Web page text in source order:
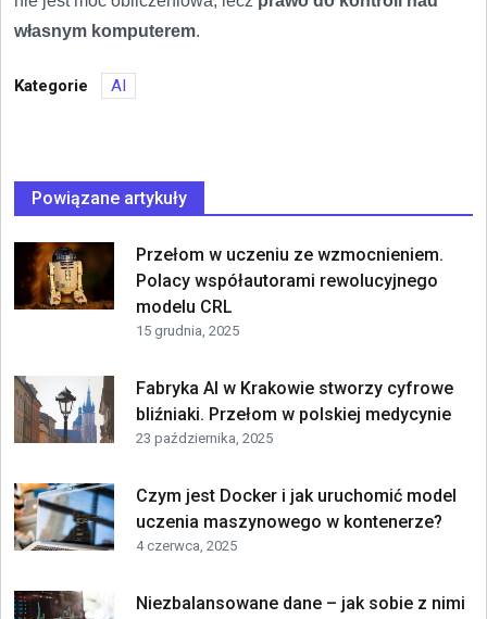
własnym komputerem.
Kategorie AI
Powiązane artykuły
Przełom w uczeniu ze wzmocnieniem.
Polacy współautorami rewolucyjnego
modelu CRL
15 grudnia, 2025
Fabryka AI w Krakowie stworzy cyfrowe
bliźniaki. Przełom w polskiej medycynie
23 października, 2025
Czym jest Docker i jak uruchomić model
uczenia maszynowego w kontenerze?
4 czerwca, 2025
Niezbalansowane dane – jak sobie z nimi